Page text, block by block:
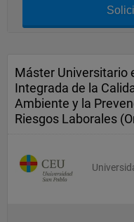
Máster Universitario
Integrada de la
Ambiente y la
Riesgos Laborales